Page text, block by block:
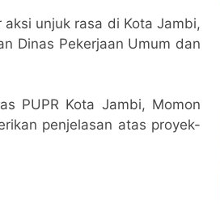
unjuk rasa di Kota Jambi,
Dinas Pekerjaan Umum dan
PUPR Kota Jambi, Momon
penjelasan atas proyek-